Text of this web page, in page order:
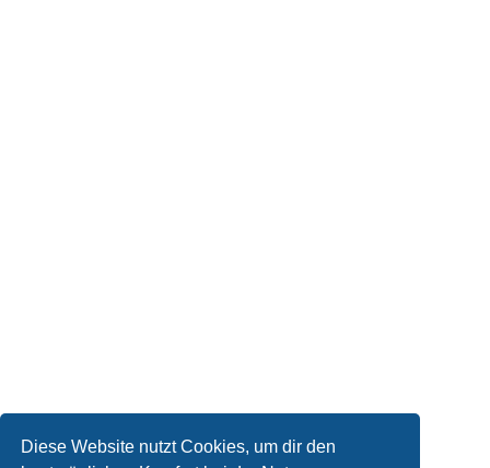
Diese Website nutzt Cookies, um dir den